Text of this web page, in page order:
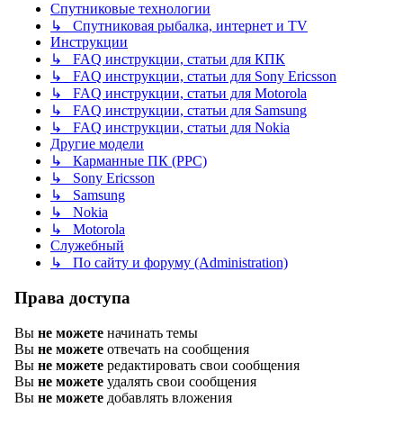
Спутниковые технологии
↳ Спутниковая рыбалка, интернет и TV
Инструкции
↳ FAQ инструкции, статьи для КПК
↳ FAQ инструкции, статьи для Sony Ericsson
↳ FAQ инструкции, статьи для Motorola
↳ FAQ инструкции, статьи для Samsung
↳ FAQ инструкции, статьи для Nokia
Другие модели
↳ Карманные ПК (PPC)
↳ Sony Ericsson
↳ Samsung
↳ Nokia
↳ Motorola
Служебный
↳ По сайту и форуму (Administration)
Права доступа
Вы не можете начинать темы
Вы не можете отвечать на сообщения
Вы не можете редактировать свои сообщения
Вы не можете удалять свои сообщения
Вы не можете добавлять вложения